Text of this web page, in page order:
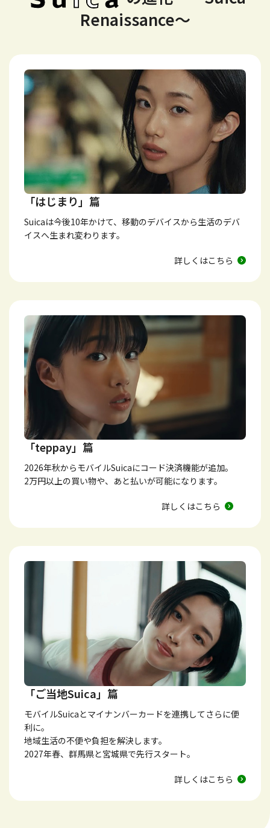
Renaissance～
「はじまり」篇
Suicaは今後10年かけて、移動のデバイスから生活のデバ
イスへ生まれ変わります。
詳しくはこちら
「teppay」篇
2026年秋からモバイルSuicaにコード決済機能が追加。
2万円以上の買い物や、あと払いが可能になります。
詳しくはこちら
「ご当地Suica」篇
モバイルSuicaとマイナンバーカードを連携してさらに便
利に。
地域生活の不便や負担を解決します。
2027年春、群馬県と宮城県で先行スタート。
詳しくはこちら